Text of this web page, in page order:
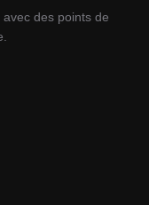
des points de